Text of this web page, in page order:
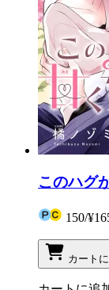
このハグ
150/
カート